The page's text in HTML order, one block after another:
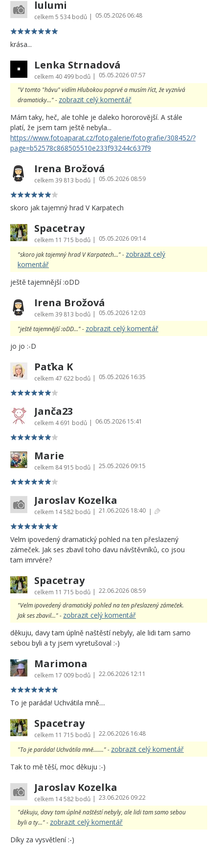
lulumi
celkem 5 534 bodů | 05.05.2026 06:48
krása...
Lenka Strnadová
celkem 40 499 bodů | 05.05.2026 07:57
"V tomto "hávu" vidím Hlubokou poprvé a musím říct, že vyznívá
dramaticky..." - zobrazit celý komentář
Mám taky, heč, ale tohle je daleko hororovĕjší. A stále
platí, že jsem tam ještě nebyla...
https://www.fotoaparat.cz/fotogalerie/fotografie/308452/?
page=b52578c868505510e233f93244c637f9
Irena Brožová
celkem 39 813 bodů | 05.05.2026 08:59
skoro jak tajemný hrad V Karpatech
Spacetray
celkem 11 715 bodů | 05.05.2026 09:14
"skoro jak tajemný hrad V Karpatech..." - zobrazit celý
komentář
ještě tajemnější :oDD
Irena Brožová
celkem 39 813 bodů | 05.05.2026 12:03
"ještě tajemnější :oDD..." - zobrazit celý komentář
jo jo :-D
Paťka K
celkem 47 622 bodů | 05.05.2026 16:35
Janča23
celkem 4 691 bodů | 06.05.2026 15:41
Marie
celkem 84 915 bodů | 25.05.2026 09:15
Jaroslav Kozelka
celkem 14 582 bodů | 21.06.2026 18:40 |
Velm ipovedený dramatický pohled na ten přeslazený
zámeček. Jak ses zbavil toho davu návštěvníků, co jsou
tam imrvére?
Spacetray
celkem 11 715 bodů | 22.06.2026 08:59
"Velm ipovedený dramatický pohled na ten přeslazený zámeček.
Jak ses zbavil..." - zobrazit celý komentář
děkuju, davy tam úplně naštěstí nebyly, ale lidi tam samo
sebou byli a ty jsem vyretušoval :-)
Marimona
celkem 17 009 bodů | 22.06.2026 12:11
To je paráda! Uchvátila mně....
Spacetray
celkem 11 715 bodů | 22.06.2026 16:48
"To je paráda! Uchvátila mně......." - zobrazit celý komentář
Tak to mě těší, moc děkuju :-)
Jaroslav Kozelka
celkem 14 582 bodů | 23.06.2026 09:22
"děkuju, davy tam úplně naštěstí nebyly, ale lidi tam samo sebou
byli a ty..." - zobrazit celý komentář
Díky za vysvětlení :-)